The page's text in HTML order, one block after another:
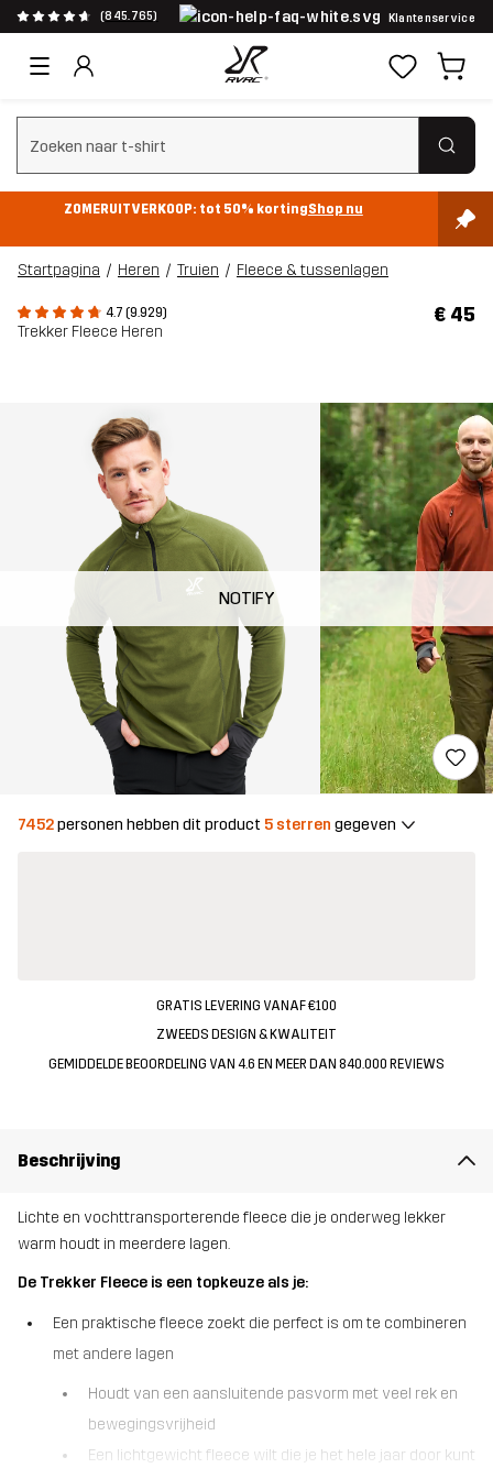
(845.765) Klantenservice
Zoeken wissen
ZOMERUITVERKOOP: tot 50% kortingShop nu
Startpagina Heren Truien Fleece & tussenlagen
4.7 (9.929)
Trekker Fleece Heren
€ 45
NOTIFY
7452personen hebben dit product 5 sterren gegeven
GRATIS LEVERING VANAF €100
ZWEEDS DESIGN & KWALITEIT
GEMIDDELDE BEOORDELING VAN 4.6 EN MEER DAN 840.000 REVIEWS
Beschrijving
Lichte en vochttransporterende fleece die je onderweg lekker
warm houdt in meerdere lagen.
De Trekker Fleece is een topkeuze als je:
Een praktische fleece zoekt die perfect is om te combineren
met andere lagen
Houdt van een aansluitende pasvorm met veel rek en
bewegingsvrijheid
Een lichtgewicht fleece wilt die je het hele jaar door kunt